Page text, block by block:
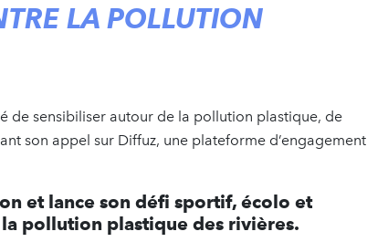
LA POLLUTION
de sensibiliser autour de la pollution plastique, de
son appel sur Diffuz, une plateforme d’engagement
et lance son défi sportif, écolo et
pollution plastique des rivières.